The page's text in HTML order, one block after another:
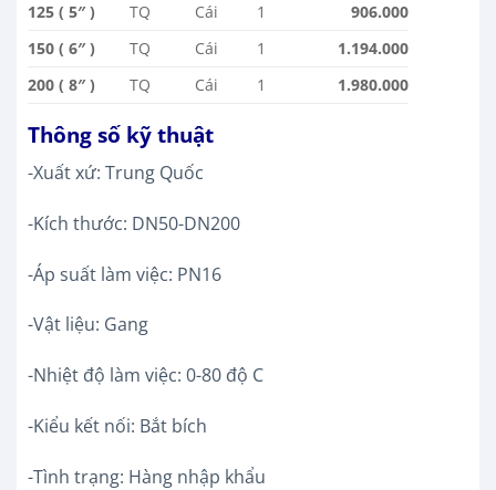
125 ( 5″ )
TQ Cái 1
906.000
150 ( 6″ )
TQ Cái 1
1.194.000
200 ( 8″ )
TQ Cái 1 1.980.000
Thông số kỹ thuật
-Xuất xứ: Trung Quốc
-Kích thước: DN50-DN200
-Áp suất làm việc: PN16
-Vật liệu: Gang
-Nhiệt độ làm việc: 0-80 độ C
-Kiểu kết nối: Bắt bích
-Tình trạng: Hàng nhập khẩu